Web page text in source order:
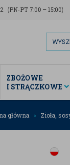
(PN-PT 7:00 – 15:00)
ZBOŻOWE
I STRĄCZKOWE
główna Zioła,